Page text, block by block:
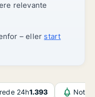
relevante
– eller start
24h1.393